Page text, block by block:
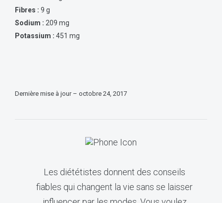
Fibres : 9 g
Sodium : 209 mg
Potassium : 451 mg
Dernière mise à jour – octobre 24, 2017
Les diététistes donnent des conseils
fiables qui changent la vie sans se laisser